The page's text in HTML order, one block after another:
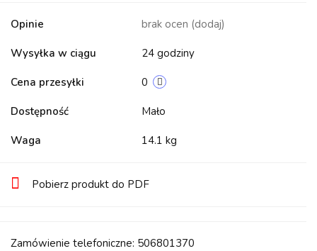
Opinie brak ocen (dodaj)
Wysyłka w ciągu 24 godziny
Cena przesyłki 0
Dostępność Mało
Waga 14.1 kg
Pobierz produkt do PDF
Zamówienie telefoniczne: 506801370